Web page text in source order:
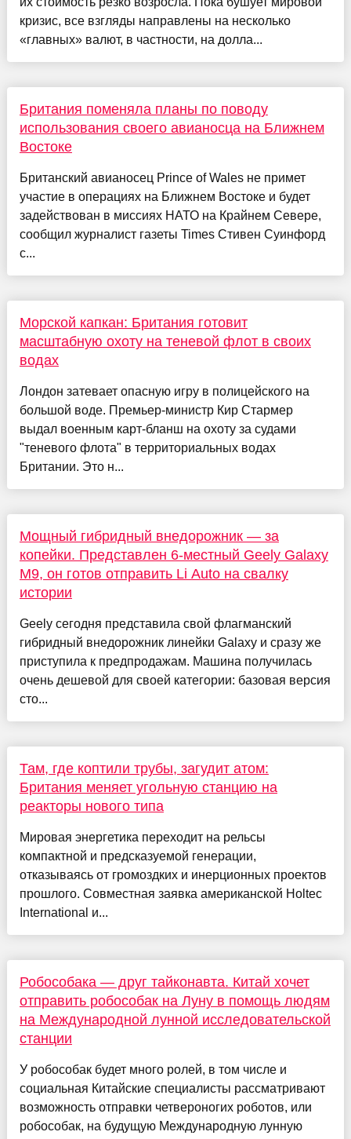
кризис, все взгляды направлены на несколько
«главных» валют, в частности, на долла...
Британия поменяла планы по поводу
использования своего авианосца на Ближнем
Востоке
Британский авианосец Prince of Wales не примет
участие в операциях на Ближнем Востоке и будет
задействован в миссиях НАТО на Крайнем Севере,
сообщил журналист газеты Times Стивен Суинфорд
с...
Морской капкан: Британия готовит
масштабную охоту на теневой флот в своих
водах
Лондон затевает опасную игру в полицейского на
большой воде. Премьер-министр Кир Стармер
выдал военным карт-бланш на охоту за судами
"теневого флота" в территориальных водах
Британии. Это н...
Мощный гибридный внедорожник — за
копейки. Представлен 6-местный Geely Galaxy
M9, он готов отправить Li Auto на свалку
истории
Geely сегодня представила свой флагманский
гибридный внедорожник линейки Galaxy и сразу же
приступила к предпродажам. Машина получилась
очень дешевой для своей категории: базовая версия
сто...
Там, где коптили трубы, загудит атом:
Британия меняет угольную станцию на
реакторы нового типа
Мировая энергетика переходит на рельсы
компактной и предсказуемой генерации,
отказываясь от громоздких и инерционных проектов
прошлого. Совместная заявка американской Holtec
International и...
Робособака — друг тайконавта. Китай хочет
отправить робособак на Луну в помощь людям
на Международной лунной исследовательской
станции
У робособак будет много ролей, в том числе и
социальная Китайские специалисты рассматривают
возможность отправки четвероногих роботов, или
робособак, на будущую Международную лунную